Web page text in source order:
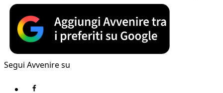
Segui Avvenire su